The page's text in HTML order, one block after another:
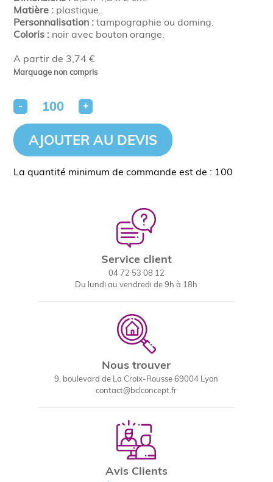
A partir de 3,74 €
Marquage non compris
Matière : plastique.
Personnalisation : tampographie ou doming.
Coloris : noir avec bouton orange.
- +
AJOUTER AU DEVIS
La quantité minimum de commande est de : 100
Service client
04 72 53 08 12
Du lundi au vendredi de 9h à 18h
Nous trouver
9, boulevard de La Croix-Rousse 69004 Lyon
contact@bclconcept.fr
Avis Clients